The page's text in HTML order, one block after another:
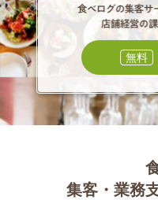
無料
集客・業務